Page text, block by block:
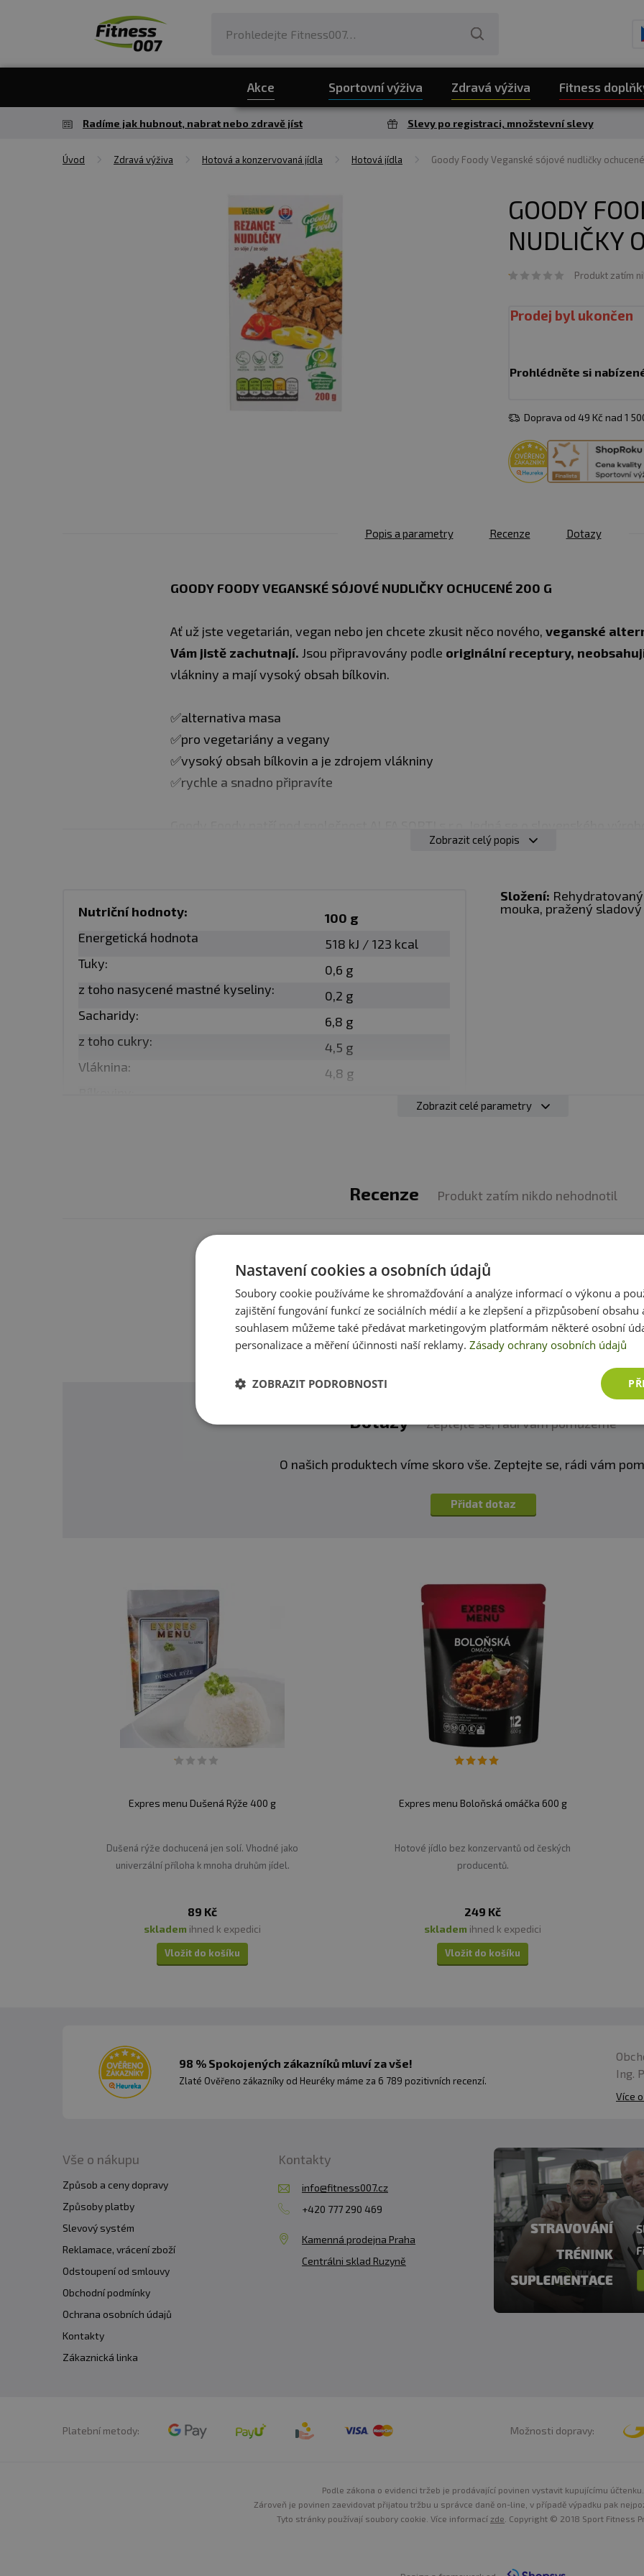
Akce Sportovní výživa Zdravá výživa Fitness
Radíme jak hubnout, nabrat nebo zdravě jíst Slevy po registraci, množstevní slevy
Úvod Zdravá výživa Hotová a konzervovaná jídla Hotová jídla Goody Foody Veganské sójové nudličky
GOODY
NUDLIČKY
Produkt zatím
Prodej byl ukončen
Prohlédněte si
Doprava od 49 Kč nad 1
Popis a parametry Recenze Dotazy
GOODY FOODY VEGANSKÉ SÓJOVÉ NUDLIČKY OCHUCENÉ 200 G
Ať už jste vegetarián, vegan nebo jen chcete zkusit něco nového, veganské
Vám jistě zachutnají. Jsou připravovány podle originální receptury,
vlákniny a mají vysoký obsah bílkovin.
✅alternativa masa
✅pro vegetariány a vegany
✅vysoký obsah bílkovin a je zdrojem vlákniny
✅rychle a snadno připravíte
připravují produkty přesně podle
Návod k přípravě:
receptu, do kterého chcete produkt použít, např. kořením, bylinkami, sójovou
můžete lehce opéct na pánvi s malým množstvím oleje a přidat do receptu; vložit
krátce prohřát aby se spojily chutě; přidat do restovaných jídel těsně před
teplota gastronomické úpravy min. 100 ° C po dobu 3 min. Servírujte ještě teplé.
uskladněte v chladičce a spotřebujte do 48 hodin. Doba spotřeby jídel Express
Upozornění pro alergiky:
Zobrazit celý popis
Nutriční hodnoty:
100 g
Energetická hodnota
518 kJ / 123 kcal
Tuky:
0,6 g
z toho nasycené mastné kyseliny:
0,2 g
Sacharidy:
6,8 g
z toho cukry:
4,5 g
Vláknina:
4,8 g
Složení: Rehydratovaný
mouka, pražený
Zobrazit celé parametry
Recenze Produkt zatím nikdo nehodnotil
zákazníkům s rozhodováním. Děkujeme :-)
Přidat vlastní hodnocení
Dotazy Zeptejte se, rádi vám pomůžeme
O našich produktech víme skoro vše. Zeptejte se, rádi vám
Přidat dotaz
Expres menu Dušená Rýže 400 g
Dušená rýže dochucená jen solí. Vhodné jako
univerzální příloha k mnoha druhům jídel.
89 Kč
skladem ihned k expedici
Vložit do košíku
Expres menu Boloňská omáčka 600 g
Hotové jídlo bez konzervantů od českých
producentů.
249 Kč
skladem ihned k expedici
Vložit do košíku
98 % Spokojených zákazníků mluví za vše!
Zlaté Ověřeno zákazníky od Heuréky máme za 6 789 pozitivních recenzí.
Ing.
Více
Vše o nákupu
Způsob a ceny dopravy
Způsoby platby
Slevový systém
Reklamace, vrácení zboží
Odstoupení od smlouvy
Obchodní podmínky
Ochrana osobních údajů
Kontakty
Zákaznická linka
Kontakty
info@fitness007.cz
+420 777 290 469
Kamenná prodejna Praha
Centrálni sklad Ruzyně
Platební metody: Možnosti dopravy:
Podle zákona o evidenci tržeb je prodávající povinen vystavit kupujícímu účtenku.
Zároveň je povinen zaevidovat přijatou tržbu u správce daně on-line, v případě výpadku pak
Tyto stránky používají soubory cookie. Více informací zde . Copyright © 2018 Sport Fitness
Nastavení cookies a osobních údajů
Soubory cookie používáme ke shromažďování a analýze informací o výkonu a
zajištění fungování funkcí ze sociálních médií a ke zlepšení a přizpůsobení obsahu
souhlasem můžeme také předávat marketingovým platformám některé osobní
personalizace a měření účinnosti naší reklamy. Zásady ochrany osobních údajů
ZOBRAZIT PODROBNOSTI